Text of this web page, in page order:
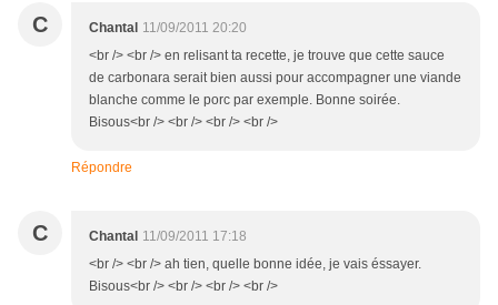
C Chantal 11/09/2011 20:20
<br /> <br /> en relisant ta recette, je trouve que cette sauce
de carbonara serait bien aussi pour accompagner une viande
blanche comme le porc par exemple. Bonne soirée.
Bisous<br /> <br /> <br /> <br />
Répondre
C Chantal 11/09/2011 17:18
<br /> <br /> ah tien, quelle bonne idée, je vais éssayer.
Bisous<br /> <br /> <br /> <br />